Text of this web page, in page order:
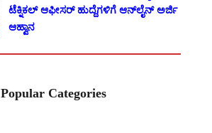
ಟೆಕ್ನಿಕಲ್ ಆಫೀಸರ್ ಹುದ್ದೆಗಳಿಗೆ ಆನ್‌ಲೈನ್ ಅರ್ಜಿ
ಆಹ್ವಾನ
Popular Categories